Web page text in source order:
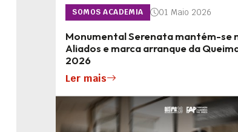
SOMOS ACADEMIA 01 Maio 2026
Monumental Serenata mantém-se
Aliados e marca arranque da
2026
Ler mais